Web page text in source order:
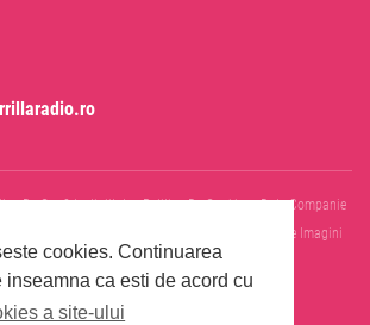
cookies. Continuarea
inseamna ca esti de acord cu
a site-ului
De Confidentialitate Politica De Cookies
Date Companie
Informare Prelucrare Imagini
Evenimente
Cod Deontologic